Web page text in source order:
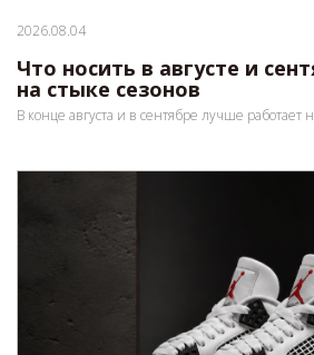
2026.08.04
Что носить в августе и
на стыке сезонов
В конце августа и в сентябре лучше работает